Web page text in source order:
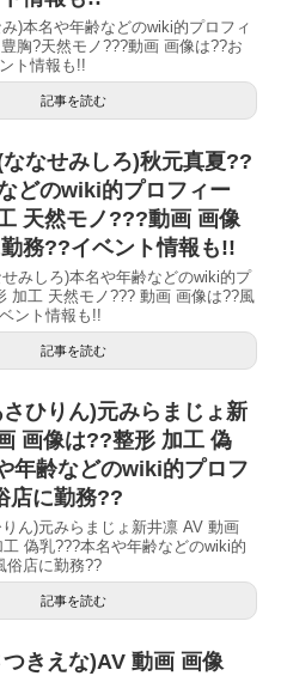
)本名や年齢などのwiki的プロフィ
胸?天然モノ???動画 画像は??お
ト情報も!!
記事を読む
なせみしろ)秋元真夏??
どのwiki的プロフィー
天然モノ???動画 画像
務??イベント情報も!!
みしろ)本名や年齢などのwiki的プ
加工 天然モノ??? 動画 画像は??風
ント情報も!!
記事を読む
ひりん)元みらまじょ新
画像は??整形 加工 偽
年齢などのwiki的プロフ
店に勤務??
ん)元みらまじょ新井凛 AV 動画
偽乳???本名や年齢などのwiki的
俗店に勤務??
記事を読む
きえな)AV 動画 画像